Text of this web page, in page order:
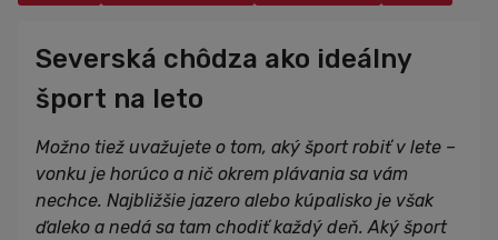
Severská chôdza ako ideálny
šport na leto
Možno tiež uvažujete o tom, aký šport robiť v lete –
vonku je horúco a nič okrem plávania sa vám
nechce. Najbližšie jazero alebo kúpalisko je však
ďaleko a nedá sa tam chodiť každý deň. Aký šport